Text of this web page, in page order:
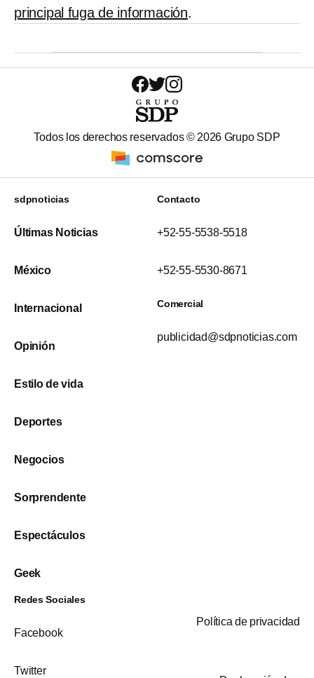
principal fuga de información.
Todos los derechos reservados © 2026 Grupo SDP
sdpnoticias
Últimas Noticias
México
Internacional
Opinión
Estilo de vida
Deportes
Negocios
Sorprendente
Espectáculos
Geek
Contacto
+52-55-5538-5518
+52-55-5530-8671
Comercial
publicidad@sdpnoticias.com
Redes Sociales
Facebook
Twitter
Política de privacidad